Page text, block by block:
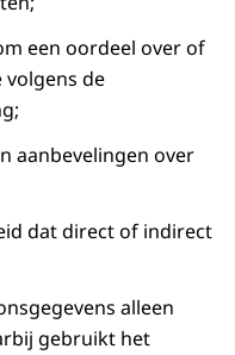
een oordeel over of
volgens de
aanbevelingen over
dat direct of indirect
alleen
gebruikt het